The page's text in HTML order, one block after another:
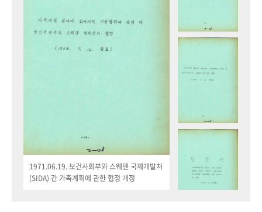
1971.06.19. 보건사회부와 스웨덴 국제개발처
(SIDA) 간 가족계획에 관한 협정 개정